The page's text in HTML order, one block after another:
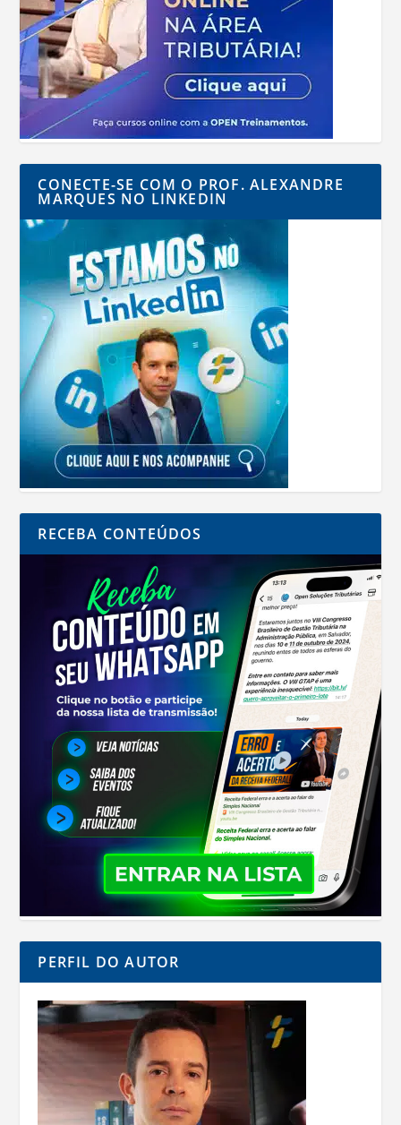
CONECTE-SE COM O PROF. ALEXANDRE
MARQUES NO LINKEDIN
RECEBA CONTEÚDOS
PERFIL DO AUTOR